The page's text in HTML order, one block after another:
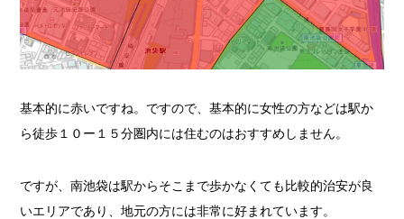
基本的に赤いですね。ですので、基本的に女性の方などは駅か
ら徒歩１０ー１５分圏内には住むのはおすすめしません。
ですが、南池袋は駅からそこまで歩かなくても比較的治安が良
いエリアであり、地元の方には非常に好まれています。